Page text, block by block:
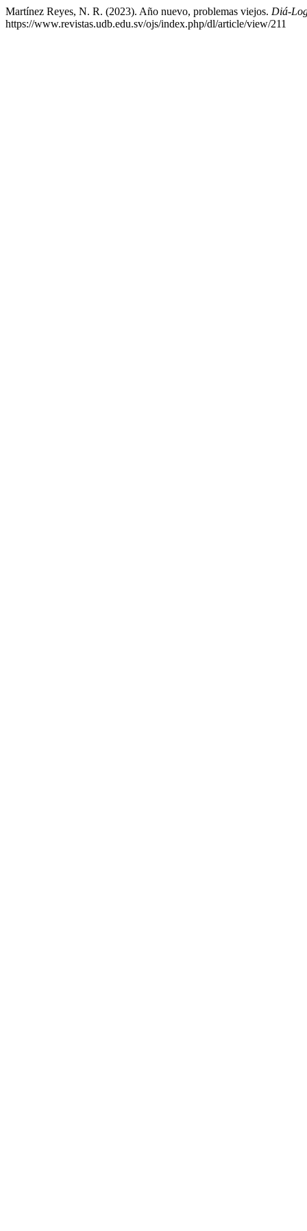
Martínez Reyes, N. R. (2023). Año nuevo, problemas viejos. Diá-
https://www.revistas.udb.edu.sv/ojs/index.php/dl/article/view/211